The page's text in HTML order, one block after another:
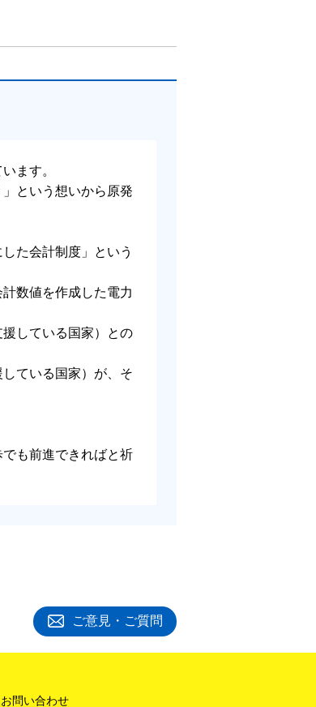
ます。
という想いから原発
た会計制度」という
数値を作成した電力
している国家）との
ている国家）が、そ
も前進できればと祈
ご意見・ご質問
お問い合わせ